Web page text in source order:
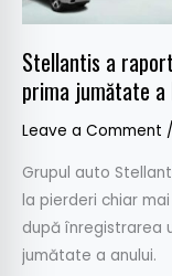
Stellantis a
prima jumătate
Leave a Comment /
Grupul auto
la pierderi chiar
după înregistrarea
jumătate a anului.
euro
prima
jumătate
lui
2025